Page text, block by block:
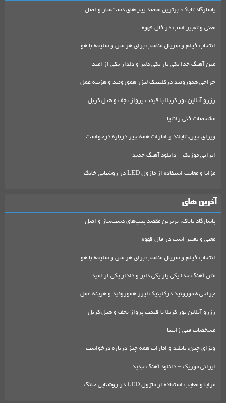
پاسارگاد تاباک: برترین مقصد پیپ‌های دست‌ساز و اصل
معنی و تعبیر اسب در فال قهوه
انتخاب فیلم و سریال مناسب برای هر سن و سلیقه با هو
متن آهنگ خدا یکی یار یکی دلبر و دلدار یکی از امید
جراحی هموروئید درکلینیک لیزر هموروئید و هزینه عمل
رزرو آنلاین تور کربلا با قیمت پرواز نجف و هتل کربل
مشخصات فنی زانتیا
ویزای چین، تایلند و امارات همه چیز درباره درخواست
ایرانی موزیک – دانلود آهنگ جدید
مزایا و معایب استفاده از ماژول LED در روشنایی خانگ
آخرین های
پاسارگاد تاباک: برترین مقصد پیپ‌های دست‌ساز و اصل
معنی و تعبیر اسب در فال قهوه
انتخاب فیلم و سریال مناسب برای هر سن و سلیقه با هو
متن آهنگ خدا یکی یار یکی دلبر و دلدار یکی از امید
جراحی هموروئید درکلینیک لیزر هموروئید و هزینه عمل
رزرو آنلاین تور کربلا با قیمت پرواز نجف و هتل کربل
مشخصات فنی زانتیا
ویزای چین، تایلند و امارات همه چیز درباره درخواست
ایرانی موزیک – دانلود آهنگ جدید
مزایا و معایب استفاده از ماژول LED در روشنایی خانگ